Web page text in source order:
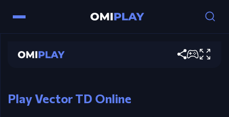
Vector TD
interaksi karo menara.
Play Vector TD Online